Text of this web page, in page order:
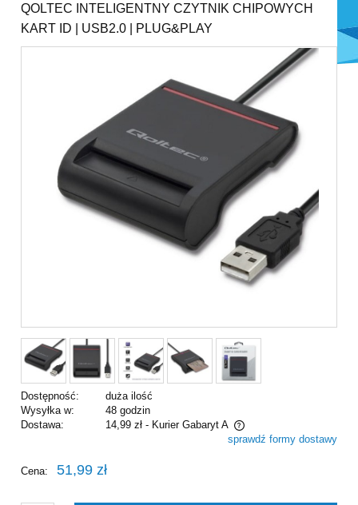
QOLTEC INTELIGENTNY CZYTNIK CHIPOWYCH
KART ID | USB2.0 | PLUG&PLAY
Dostępność:
duża ilość
Wysyłka w:
48 godzin
Dostawa:
14,99 zł - Kurier Gabaryt A
Cena nie zawiera ewentualnych kosztów płatnościsprawdź formy dostawy
Cena: 51,99 zł